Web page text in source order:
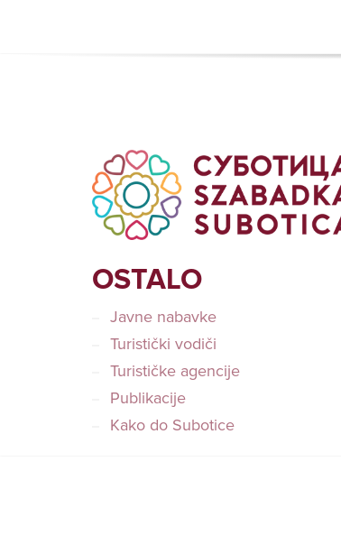
OSTALO
Javne nabavke
Turistički vodiči
Turističke agencije
Publikacije
Kako do Subotice